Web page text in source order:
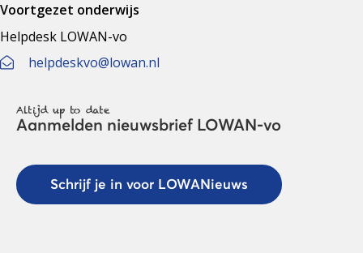
Voortgezet onderwijs
Helpdesk LOWAN-vo
helpdeskvo@lowan.nl
Altijd up to date
Aanmelden nieuwsbrief LOWAN-vo
Schrijf je in voor LOWANieuws